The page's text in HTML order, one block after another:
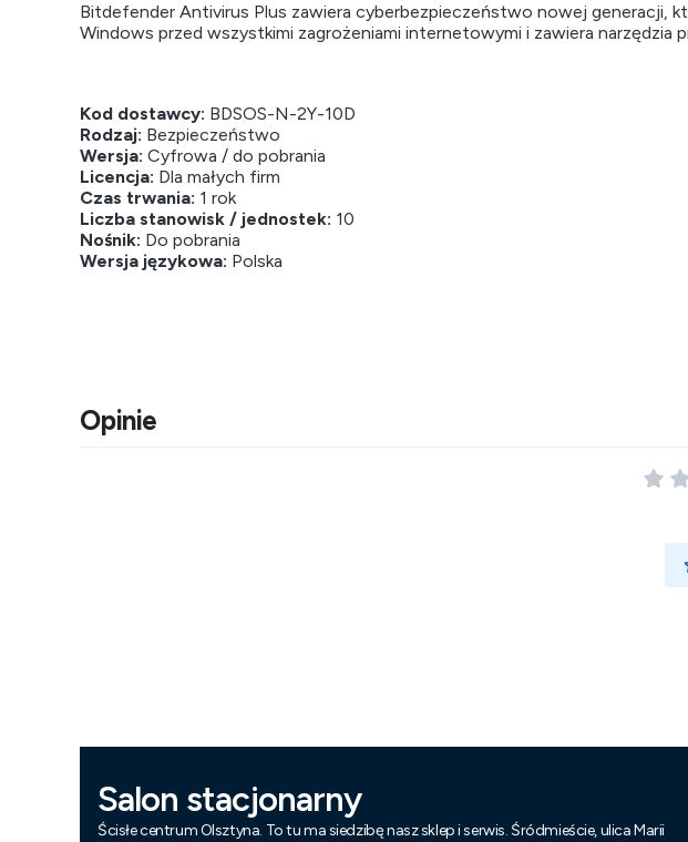
Bitdefender Antivirus Plus zawiera cyberbezpieczeństwo nowej generacji,
Windows przed wszystkimi zagrożeniami internetowymi i zawiera
Kod dostawcy: BDSOS-N-2Y-10D
Rodzaj: Bezpieczeństwo
Wersja: Cyfrowa / do pobrania
Licencja: Dla małych firm
Czas trwania: 1 rok
Liczba stanowisk / jednostek: 10
Nośnik: Do pobrania
Wersja językowa: Polska
Opinie
Salon stacjonarny
Ścisłe centrum Olsztyna. To tu ma siedzibę nasz sklep i serwis. Śródmieście, ulica Marii